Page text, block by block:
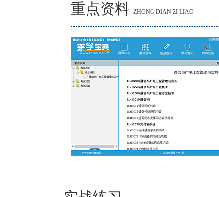
重点资料 ZHONG DIAN ZI LIAO